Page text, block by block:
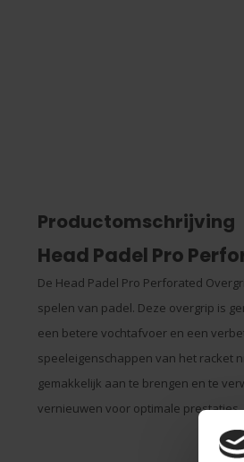
Productomschrijving
Head Padel Pro
De Head Padel Pro Perforated
spelen van padel. Deze overgrip is
een betere vochtafvoer en een
speeleigenschappen van het racket
gemakkelijk aan te brengen en te
vernieuwen voor optimale prestaties.